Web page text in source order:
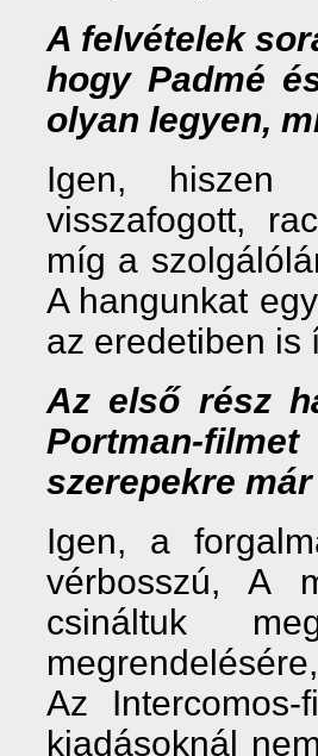
A felvételek
hogy Padmé
olyan legyen,
Igen, hiszen
visszafogott,
míg a
A hangunkat
az eredetiben is
Az első rész
Portman-
szerepekre
Igen, a
vérbosszú, A
csináltuk
Az
kiadásoknál